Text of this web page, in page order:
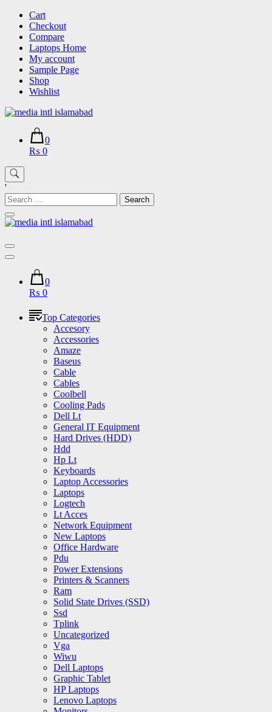
Skip
content
Cart
Checkout
Compare
Laptops Home
My account
Sample Page
Shop
Wishlist
0
₨ 0
'
Search
for:
0
₨ 0
Top Categories
Accesory
Accessories
Amaze
Baseus
Cable
Cables
Coolbell
Cooling Pads
Dell Lt
General IT Equipment
Hard Drives (HDD)
Hdd
Hp Lt
Keyboards
Laptop Accessories
Laptops
Logtech
Lt Acces
Network Equipment
New Laptops
Office Hardware
Pdu
Power Extensions
Printers & Scanners
Ram
Solid State Drives (SSD)
Ssd
Tplink
Uncategorized
Vga
Wiwu
Dell Laptops
Graphic Tablet
HP Laptops
Lenovo Laptops